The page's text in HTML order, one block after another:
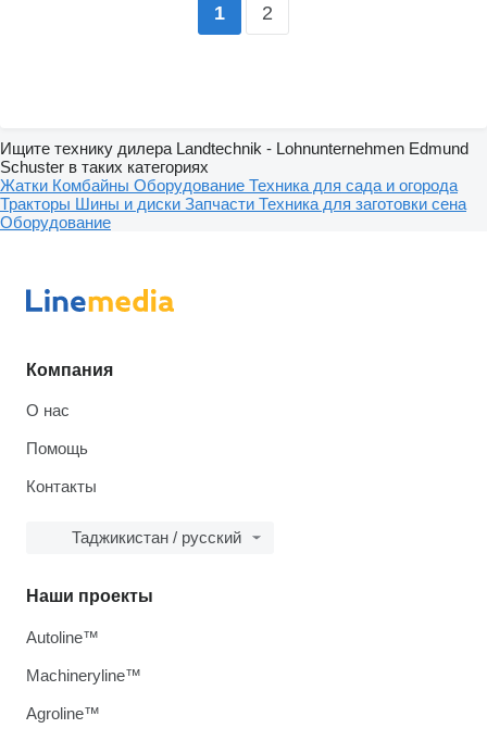
1 2
Ищите технику дилера Landtechnik - Lohnunternehmen Edmund
Schuster в таких категориях
Жатки Комбайны Оборудование Техника для сада и огорода
Тракторы Шины и диски Запчасти Техника для заготовки сена
Оборудование
Компания
О нас
Помощь
Контакты
Таджикистан / русский
Наши проекты
Autoline™
Machineryline™
Agroline™